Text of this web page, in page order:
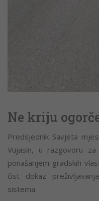
Ne kriju
Predsjednik Savjeta
Vujasin, u razgovoru
ponašanjem gradskih
čist dokaz
sistema.